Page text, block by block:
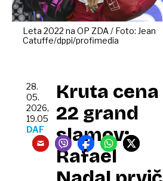
Leta 2022 na OP ZDA / Foto: Jean
Catuffe/dppi/profimedia
Kruta cena
22 grand
slamov:
Rafael
28.
05.
2026,
19.05
DAF